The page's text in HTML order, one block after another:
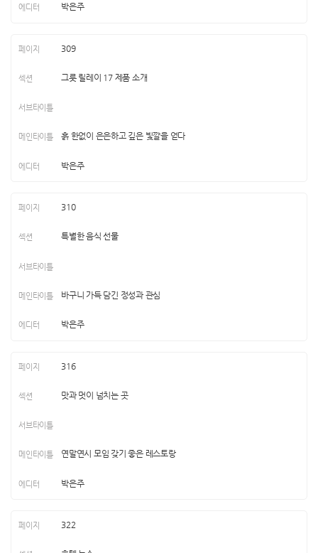
박은주
309
그릇 릴레이 17 제품 소개
흙 한없이 은은하고 깊은 빛깔을 얻다
박은주
310
특별한 음식 선물
바구니 가득 담긴 정성과 관심
박은주
316
맛과 멋이 넘치는 곳
연말연시 모임 갖기 좋은 레스토랑
박은주
322